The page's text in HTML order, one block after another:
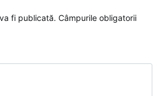
fi publicată. Câmpurile obligatorii